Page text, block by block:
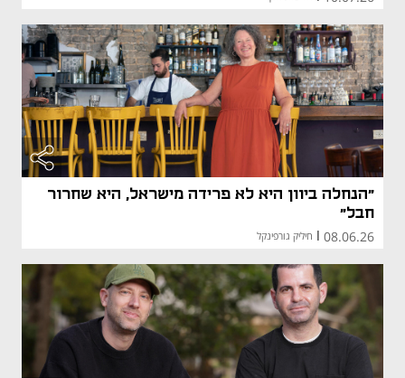
"הנחלה ביוון היא לא פרידה מישראל, היא שחרור
חבל"
08.06.26 חיליק גורפינקל